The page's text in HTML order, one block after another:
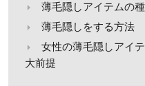
薄毛隠しアイテムの
薄毛隠しをする方法
女性の薄毛隠しアイ
大前提